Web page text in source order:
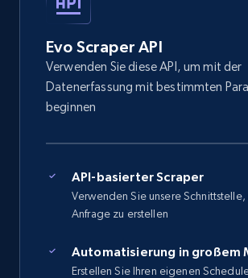
Evo Scraper API
Verwenden Sie diese API, um mit der
Datenerfassung mit bestimmten
beginnen
API-basierter Scraper
Verwenden Sie unsere Schnittstelle,
Anfrage zu erstellen
Automatisierung in großem
Erstellen Sie Ihren eigenen